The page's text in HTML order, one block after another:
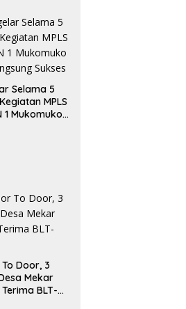
Selama 5
MPLS
1 Mukomuko
Door, 3
Mekar
BLT-